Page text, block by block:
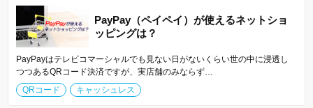
PayPay（ペイペイ）が使えるネットショ
ッピングは？
PayPayはテレビコマーシャルでも見ない日がないくらい世の中に浸透し
つつあるQRコード決済ですが、実店舗のみならず…
QRコード
キャッシュレス